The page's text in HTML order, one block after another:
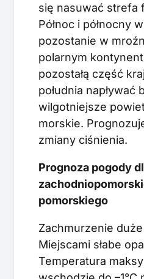
się nasuwać strefa
Północ i północny
pozostanie w
polarnym
pozostałą część
południa
wilgotniejsze
morskie.
zmiany ciśnienia.
Prognoza pogody
pomorskiego
Zachmurzenie
Miejscami słabe
Temperatura